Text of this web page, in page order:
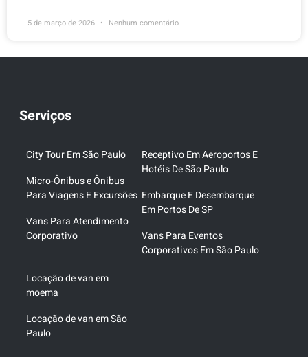
5 de março de 2026 Nenhum comentário
Serviços
City Tour Em São Paulo
Micro-Ônibus e Ônibus
Para Viagens E Excursões
Vans Para Atendimento
Corporativo
Receptivo Em Aeroportos E
Hotéis De São Paulo
Embarque E Desembarque
Em Portos De SP
Vans Para Eventos
Corporativos Em São Paulo
Locação de van em
moema
Locação de van em São
Paulo